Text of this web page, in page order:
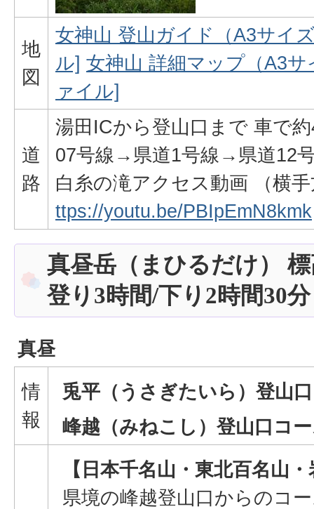
地
図
女神山 登山ガイド（A3サイ
ル] 女神山 詳細マップ（A3
ァイル]
道
路
湯田ICから登山口まで 車で
07号線→県道1号線→県道12
白糸の滝アクセス動画 （横
ttps://youtu.be/PBIpEmN8kmk
真昼岳（まひるだけ）
登り3時間/下り2時間30分
真昼
情
報
兎平（うさぎたいら） 登山
峰越（みねこし）登山口コ
【日本千名山・東北百名山
県境の峰越登山口からのコ